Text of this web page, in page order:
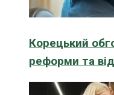
Корецький
реформи та